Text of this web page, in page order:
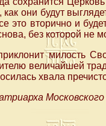
как они будут
это вторично и
без которой не
милость
величайшей
хвала
Московского